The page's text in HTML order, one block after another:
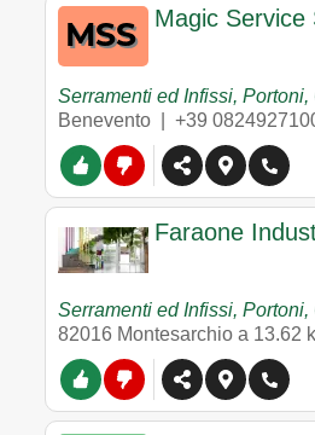
Magic Service
Serramenti ed Infissi,
Benevento | +39
Faraone
Serramenti ed Infissi,
82016 Montesarchio a 13.62